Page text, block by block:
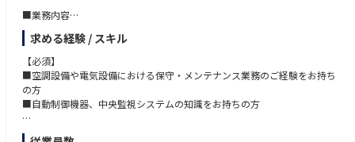
■強み
1）全国規模のネットワーク：東テクグループは全国で92拠点によるサー
ビス網を構築しており、子会社を含め機器の新規購入・施工から完成後の
保守・メンテナンスまで総合的な対応力が東テクグループの最大の強みで
す。
2）多彩な顧客層：業務用空調機器のダイキン、空調制御機器アズビルを
はじめとする業界トップメーカーの設備代理店であり、多種多様な機材・
製品を提供しています。
3）高い技術とエンジニアリング力：東テクグループ社員約1600名のうち
60％を超える社員が管工事施工管理技士、電気工事施工管理技士などの資
■業務内容
・空調設備における自動制御装置システム等の保守管理業務を行っていた
だきます。
・自動制御システム、中央監視システムの保守管理、更新提案、改修工事
対応
計装工事(建物全体を監視・制御・計測する様々な機器とネットワーク)を
依頼いただいた建物に導入するための工程・品質・予算・安全管理となり
求める経験 / スキル
【必須】
■空調設備や電気設備における保守・メンテナンス業務のご経験をお持ち
の方
■自動制御機器、中央監視システムの知識をお持ちの方
【歓迎】下記の資格をお持ちの方